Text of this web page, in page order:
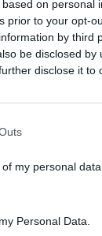
on personal
prior to your opt-
by third
be disclosed
disclose it to
my personal data.
Personal Data.
guía canino,
seis